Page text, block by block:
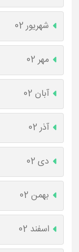
شهریور 02
مهر 02
آبان 02
آذر 02
دی 02
بهمن 02
اسفند 02